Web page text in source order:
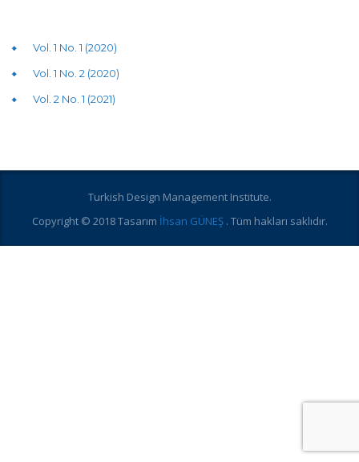
Vol. 1 No. 1 (2020)
Vol. 1 No. 2 (2020)
Vol. 2 No. 1 (2021)
Turkish Design Management Institute.
Copyright © 2018 Tasarım İhsan GÜNEŞ . Tüm hakları saklıdır.